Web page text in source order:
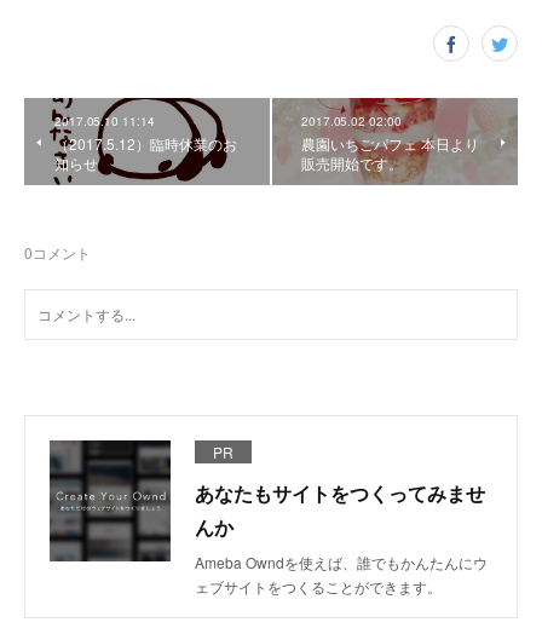
2017.05.10 11:14
（2017.5.12）臨時休業のお
知らせ
2017.05.02 02:00
農園いちごパフェ 本日より
販売開始です。
0コメント
PR
あなたもサイトをつくってみませ
んか
Ameba Owndを使えば、誰でもかんたんにウ
ェブサイトをつくることができます。